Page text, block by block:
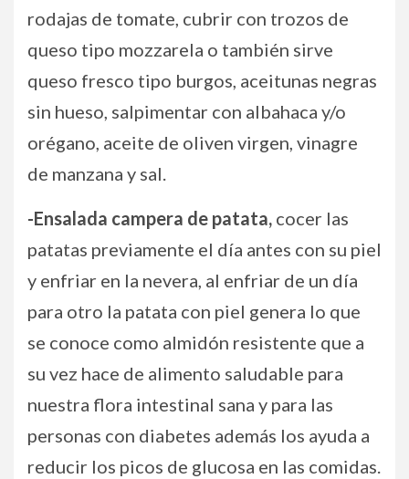
rodajas de tomate, cubrir con trozos de
queso tipo mozzarela o también sirve
queso fresco tipo burgos, aceitunas negras
sin hueso, salpimentar con albahaca y/o
orégano, aceite de oliven virgen, vinagre
de manzana y sal.
-Ensalada campera de patata, cocer las
patatas previamente el día antes con su piel
y enfriar en la nevera, al enfriar de un día
para otro la patata con piel genera lo que
se conoce como almidón resistente que a
su vez hace de alimento saludable para
nuestra flora intestinal sana y para las
personas con diabetes además los ayuda a
reducir los picos de glucosa en las comidas.